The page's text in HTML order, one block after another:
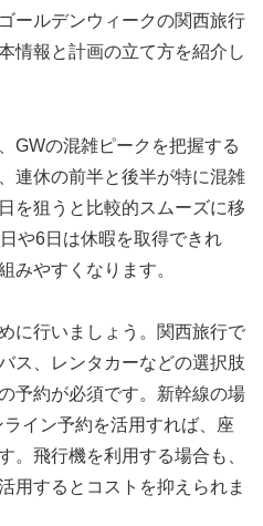
ールデンウィークの関西旅行
情報と計画の立て方を紹介し
GWの混雑ピークを把握する
連休の前半と後半が特に混雑
を狙うと比較的スムーズに移
や6日は休暇を取得できれ
みやすくなります。
に行いましょう。関西旅行で
ス、レンタカーなどの選択肢
予約が必須です。新幹線の場
イン予約を活用すれば、座
。飛行機を利用する場合も、
用するとコストを抑えられま